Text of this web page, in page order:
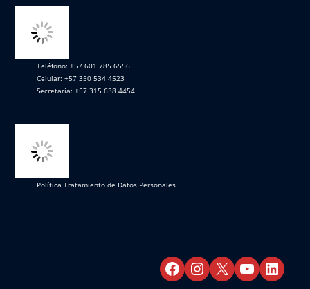
Teléfono: +57 601 785 6556
Celular: +57 350 534 4523
Secretaría: +57 315 638 4454
Política Tratamiento de Datos Personales